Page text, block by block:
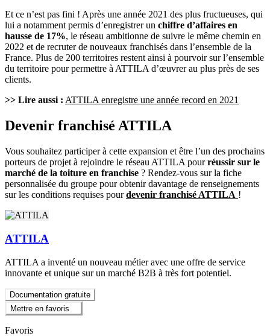
Et ce n’est pas fini ! Après une année 2021 des plus fructueuses, qui
lui a notamment permis d’enregistrer un chiffre d’affaires en
hausse de 17%, le réseau ambitionne de suivre le même chemin en
2022 et de recruter de nouveaux franchisés dans l’ensemble de la
France. Plus de 200 territoires restent ainsi à pourvoir sur l’ensemble
du territoire pour permettre à ATTILA d’œuvrer au plus près de ses
clients.
>> Lire aussi : ATTILA enregistre une année record en 2021
Devenir franchisé ATTILA
Vous souhaitez participer à cette expansion et être l’un des prochains
porteurs de projet à rejoindre le réseau ATTILA pourréussir sur le
marché de la toiture en franchise ? Rendez-vous sur la fiche
personnalisée du groupe pour obtenir davantage de renseignements
sur les conditions requises pourdevenir franchisé ATTILA !
ATTILA
ATTILA a inventé un nouveau métier avec une offre de service
innovante et unique sur un marché B2B à très fort potentiel.
Documentation gratuite
Mettre en favoris
Favoris